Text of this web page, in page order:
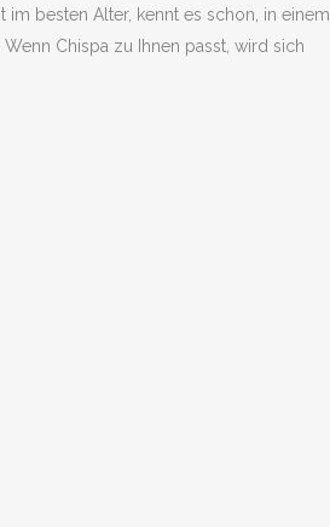
besten Alter, kennt es schon, in einem
Chispa zu Ihnen passt, wird sich